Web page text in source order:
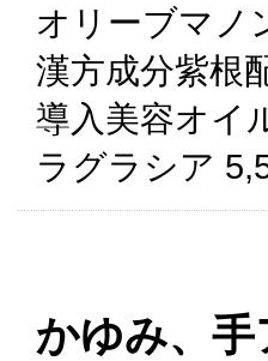
オリーブマノ
漢方成分紫根
導入美容オイ
ラグラシア
かゆみ、